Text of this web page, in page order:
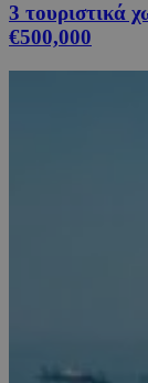
3 τουριστικά
€500,000